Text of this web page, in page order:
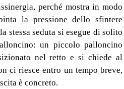
perché mostra in modo
la pressione dello sfintere
stessa seduta si esegue di solito
un piccolo palloncino
nel retto e si chiede al
ci riesce entro un tempo breve,
è concreto.